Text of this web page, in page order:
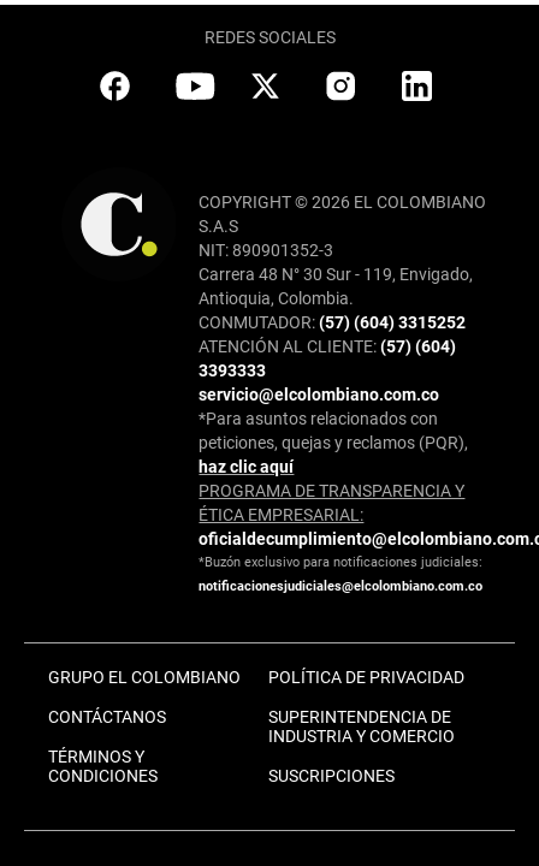
REDES SOCIALES
COPYRIGHT © 2026 EL COLOMBIANO
S.A.S
NIT: 890901352-3
Carrera 48 N° 30 Sur - 119, Envigado,
Antioquia, Colombia.
CONMUTADOR:(57) (604) 3315252
ATENCIÓN AL CLIENTE:(57) (604)
3393333
servicio@elcolombiano.com.co
*Para asuntos relacionados con
peticiones, quejas y reclamos (PQR),
haz clic aquí
PROGRAMA DE TRANSPARENCIA Y
ÉTICA EMPRESARIAL:
*Buzón exclusivo para notificaciones judiciales:
notificacionesjudiciales@elcolombiano.com.co
GRUPO EL COLOMBIANO
CONTÁCTANOS
TÉRMINOS Y
CONDICIONES
POLÍTICA DE PRIVACIDAD
SUPERINTENDENCIA DE
INDUSTRIA Y COMERCIO
SUSCRIPCIONES